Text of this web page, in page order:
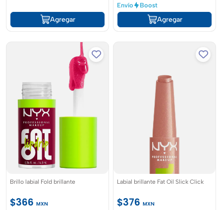
Agregar
Envío
Boost
Agregar
Brillo labial Fold brillante
$366 MXN
Labial brillante Fat Oil Slick Click
$376 MXN